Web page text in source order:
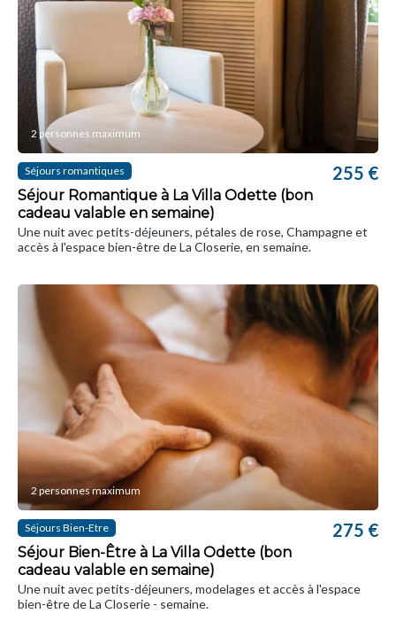
2 personnes maximum
Séjours romantiques
Séjour Romantique à La Villa Odette (bon
cadeau valable en semaine)
255 €
Une nuit avec petits-déjeuners, pétales de rose, Champagne et
accès à l'espace bien-être de La Closerie, en semaine.
2 personnes maximum
Séjours Bien-Etre
Séjour Bien-Être à La Villa Odette (bon
cadeau valable en semaine)
275 €
Une nuit avec petits-déjeuners, modelages et accès à l'espace
bien-être de La Closerie - semaine.